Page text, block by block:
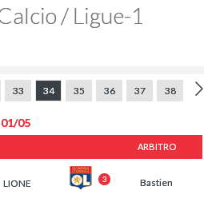
/ Ligue-1
33 34 35 36 37 38
05
ARBITRO
LIONE 3 Bastien